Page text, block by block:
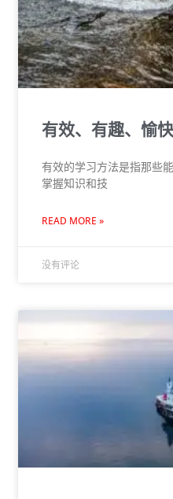
有效、有趣、愉
有效的学习方法是指那些
掌握知识和技
READ MORE »
没有评论